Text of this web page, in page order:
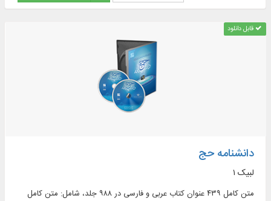
قابل دانلود
دانشنامه حج
لبیک ۱
متن کامل ۴۳۹ عنوان کتاب عربی و فارسی در ۹۸۸ جلد، شامل: متن كامل